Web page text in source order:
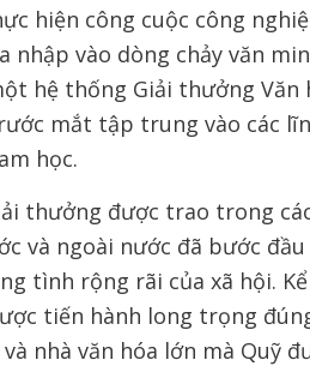
hiện công cuộc công
nhập vào dòng chảy văn
hệ thống Giải thưởng Văn
mắt tập trung vào các
học.
thưởng được trao trong
và ngoài nước đã bước
tình rộng rãi của xã hội.
tiến hành long trọng
nhà văn hóa lớn mà Quỹ